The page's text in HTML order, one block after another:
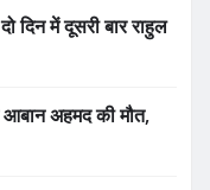
दिन में दूसरी बार राहुल
अहमद की मौत,